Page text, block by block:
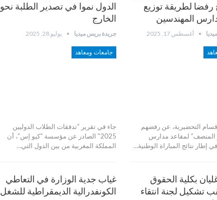
رفضا لطريقة توزيع
المهندسين
أغسطس 17, 2025
التحضيرية، عن رفضهم
المنصف” لمقاعد مدارس
إطار نتائج المباراة الوطنية…
الدول نموا في تصدير الطلبة نحو
الخارج
جريدة بريس ميديا يوليو 28, 2025
جامعات ومعاهد
جاء في تقرير “تدفقات الطلاب الدوليين
2025” الصادر عن مؤسسة “كيو إس”، أن
المملكة المغربية من بين الدول التي…
بكلية الحقوق
تشكيل لجنة انتقاء
غياب جدية الوزارة في التعاطي
الكونفدرالية الديمقراطية للشغل